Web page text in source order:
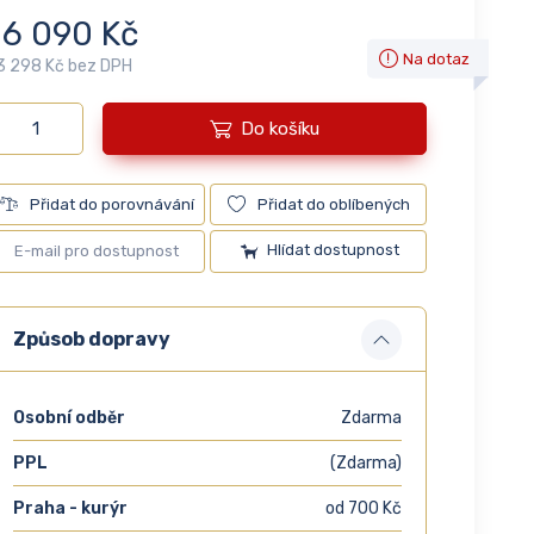
090 Kč
298 Kč bez DPH Na dotaz
Do košíku
Přidat do porovnávání Přidat do oblíbených
Hlídat dostupnost
Způsob dopravy
Osobní odběr Zdarma
PPL (Zdarma)
Praha - kurýr od 700 Kč